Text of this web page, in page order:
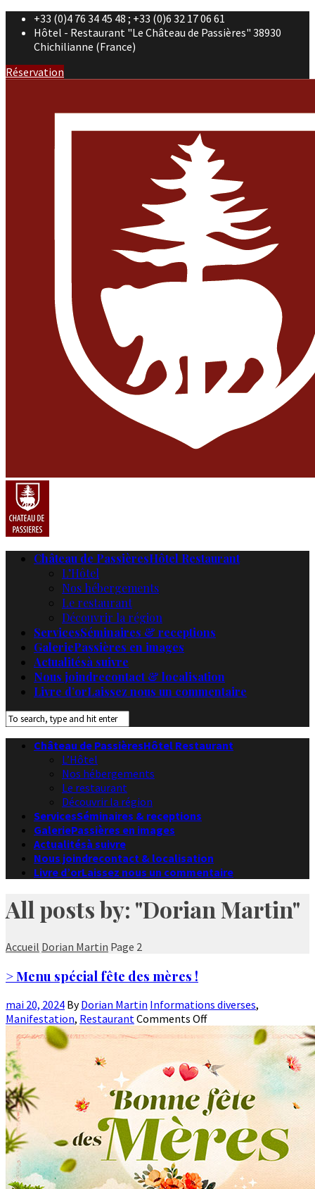
+33 (0)4 76 34 45 48 ; +33 (0)6 32 17 06 61
Hôtel - Restaurant "Le Château de Passières" 38930
Chichilianne (France)
Réservation
Château de PassièresHôtel Restaurant
L’Hôtel
Nos hébergements
Le restaurant
Découvrir la région
ServicesSéminaires & receptions
GaleriePassières en images
Actualitésà suivre
Nous joindrecontact & localisation
Livre d’orLaissez nous un commentaire
Château de PassièresHôtel Restaurant
L’Hôtel
Nos hébergements
Le restaurant
Découvrir la région
ServicesSéminaires & receptions
GaleriePassières en images
Actualitésà suivre
Nous joindrecontact & localisation
Livre d’orLaissez nous un commentaire
All posts by: "Dorian Martin"
Accueil Dorian Martin Page 2
> Menu spécial fête des mères !
mai 20, 2024 ByDorian Martin Informations diverses,
Manifestation, RestaurantComments Off